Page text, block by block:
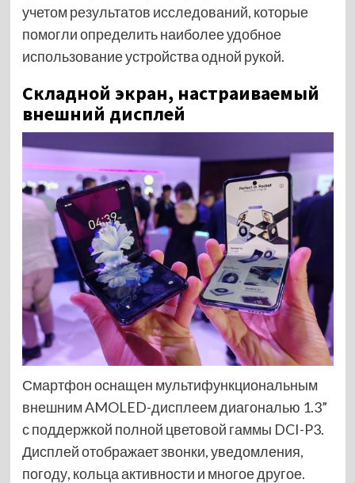
учетом результатов исследований, которые
помогли определить наиболее удобное
использование устройства одной рукой.
Складной экран, настраиваемый
внешний дисплей
Смартфон оснащен мультифункциональным
внешним AMOLED-дисплеем диагональю 1.3”
с поддержкой полной цветовой гаммы DCI-P3.
Дисплей отображает звонки, уведомления,
погоду, кольца активности и многое другое.